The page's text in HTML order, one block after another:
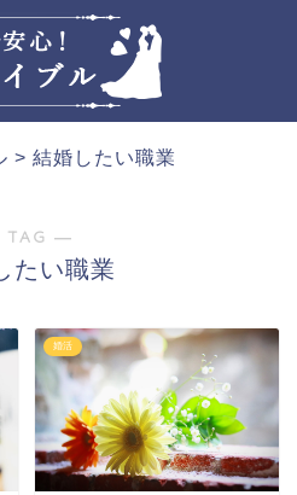
> 結婚したい職業
―
たい職業
婚活